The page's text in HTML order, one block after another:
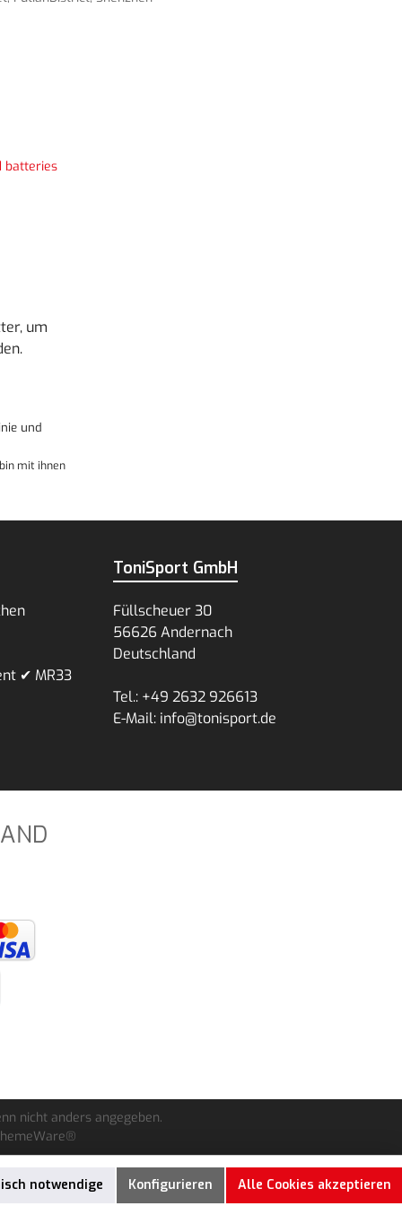
batteries
um
und
mit ihnen
✔ MR33
ToniSport GmbH
Füllscheuer 30
56626 Andernach
Deutschland
Tel.: +49 2632 926613
E-Mail: info@tonisport.de
nicht anders angegeben.
notwendige Konfigurieren Alle Cookies akzeptieren